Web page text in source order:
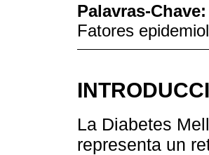
Palavras-Chave:
Fatores
La Diabetes
representa un